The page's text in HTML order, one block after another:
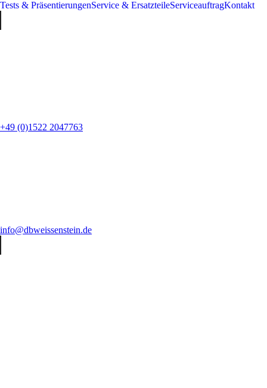
Tests & PräsentierungenService & ErsatzteileServiceauftragKontakt
+49 (0)1522 2047763
info@dbweissenstein.de